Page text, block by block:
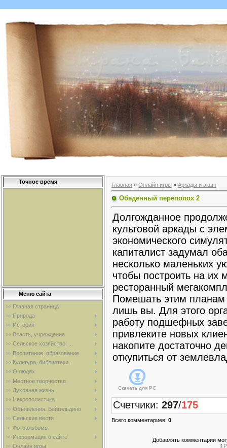
Точное время
Меню сайта
Главная страница
Природа
История
Власть, учреждения
Сельское хозяйство, ...
Воспитание, образование
Культура, библиотеки...
О людях
Местное творчество
Духовная жизнь
Некрополистика
Объявления. Байгильдино
Сельские вести
Фотоальбомы
Информация о сайте
Онлайн игры
Главная » Онлайн игры » Аркады и экшн
Обеденный переполох 2
Долгожданное
культовой аркады с
экономического
капиталист задумал
несколько маленьких
чтобы построить на их
ресторанный
Помешать этим планам
лишь вы. Для этого
работу подшефных
привлеките новых
накопите достаточно
откупиться от
Скачать для PC
Счетчики: 297/175
Всего комментариев: 0
Добавлять комментарии
[